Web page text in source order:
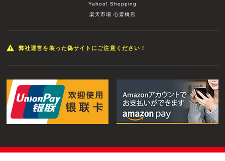
Yahoo! Shopping
楽天市場 心斎橋店
弊社運営を装った偽サイトにご注意ください！